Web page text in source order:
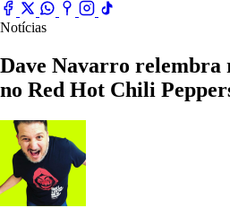
Notícias
Dave Navarro relembra
no Red Hot Chili